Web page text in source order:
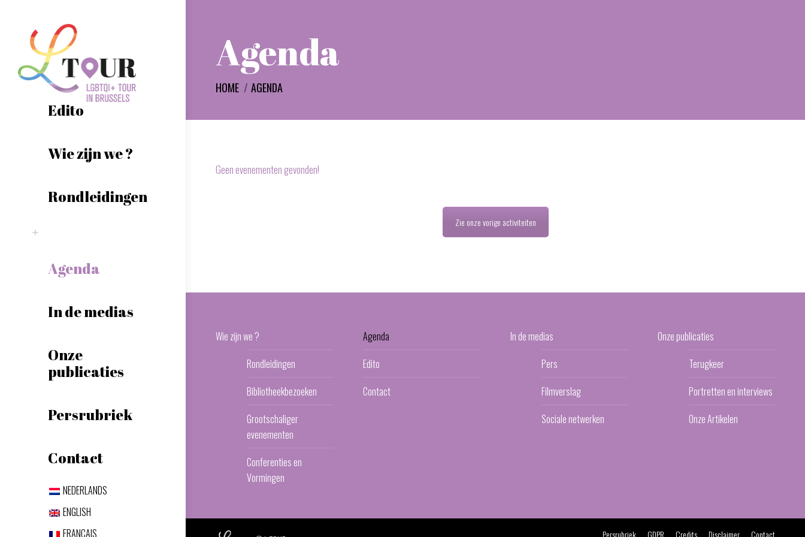
Edito
Wie zijn we ?
Rondleidingen
Agenda
In de medias
Onze
publicaties
Persrubriek
Contact
NEDERLANDS
ENGLISH
FRANÇAIS
Agenda
Je bent hier:
HOME AGENDA
Geen evenementen gevonden!
Zie onze vorige activiteiten
Wie zijn we ?
Rondleidingen
Bibliotheekbezoeken
Grootschaliger
evenementen
Conferenties en
Vormingen
Agenda
Edito
Contact
In de medias
Pers
Filmverslag
Sociale netwerken
Onze publicaties
Terugkeer
Portretten en interviews
Onze Artikelen
Persrubriek GDPR Credits Disclaimer Contact